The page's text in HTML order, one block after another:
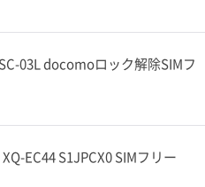
03L docomoロック解除SIMフ
EC44 S1JPCX0 SIMフリー